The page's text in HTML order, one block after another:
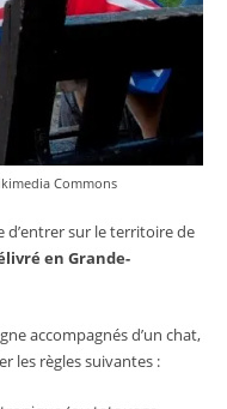
Commons
d’entrer sur le territoire de
en Grande-
accompagnés d’un chat,
les règles suivantes :